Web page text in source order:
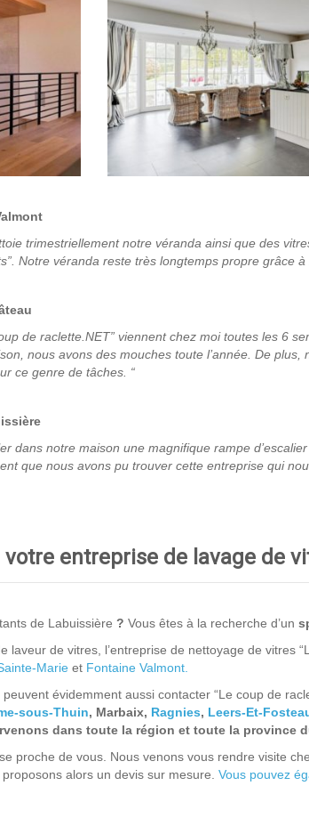
trimestriellement notre véranda ainsi que des
Notre véranda reste très longtemps propre grâce
de raclette.NET” viennent chez moi toutes les 6
nous avons des mouches toute l’année. De
ce genre de tâches. “
dans notre maison une magnifique rampe
que nous avons pu trouver cette entreprise qui
votre entreprise de lavage de
de Labuissière ? Vous êtes à la recherche d’un
laveur de vitres, l’entreprise de nettoyage de vitres
Marie et Fontaine Valmont.
évidemment aussi contacter “Le coup de
sous-Thuin, Marbaix, Ragnies, Leers-Et-
dans toute la région et toute la province
proche de vous. Nous venons vous rendre visite
alors un devis sur mesure. Vous pouvez